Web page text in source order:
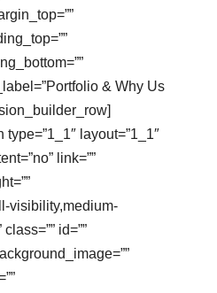
& Why Us
layout=”1_1″
link=””
visibility,medium-
id=””